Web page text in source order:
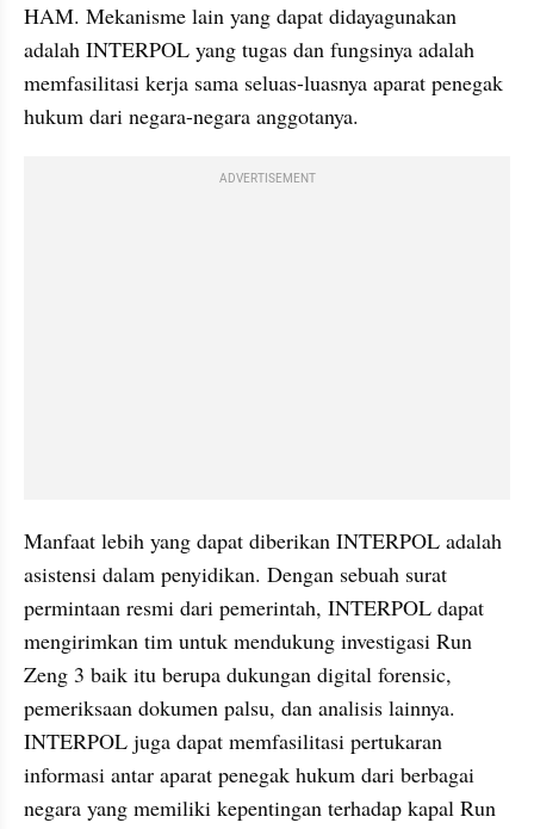
HAM. Mekanisme lain yang dapat didayagunakan
adalah INTERPOL yang tugas dan fungsinya adalah
memfasilitasi kerja sama seluas-luasnya aparat penegak
hukum dari negara-negara anggotanya.
ADVERTISEMENT
Manfaat lebih yang dapat diberikan INTERPOL adalah
asistensi dalam penyidikan. Dengan sebuah surat
permintaan resmi dari pemerintah, INTERPOL dapat
mengirimkan tim untuk mendukung investigasi Run
Zeng 3 baik itu berupa dukungan digital forensic,
pemeriksaan dokumen palsu, dan analisis lainnya.
INTERPOL juga dapat memfasilitasi pertukaran
informasi antar aparat penegak hukum dari berbagai
negara yang memiliki kepentingan terhadap kapal Run